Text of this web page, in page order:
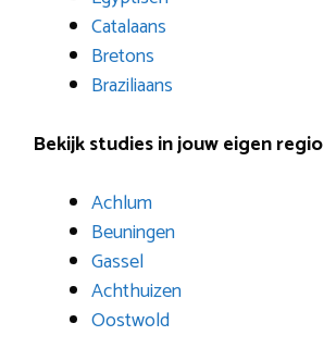
Catalaans
Bretons
Braziliaans
Bekijk studies in jouw eigen regio
Achlum
Beuningen
Gassel
Achthuizen
Oostwold